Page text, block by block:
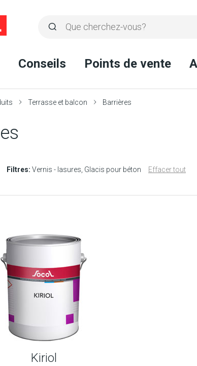
Rechercher
recherche
Conseils Points de vente
Terrasse et balcon Barrières
Filtres: Vernis - lasures Glacis pour béton Effacer tout
Kiriol